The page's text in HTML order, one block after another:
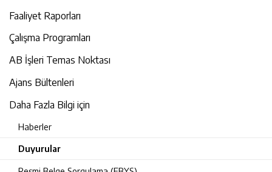
Faaliyet Raporları
Çalışma Programları
AB İşleri Temas Noktası
Ajans Bültenleri
Daha Fazla Bilgi için
Haberler
Duyurular